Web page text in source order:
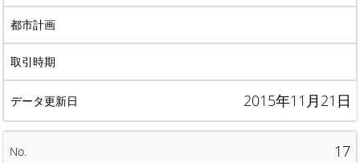
2015年11月21日
17